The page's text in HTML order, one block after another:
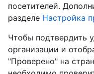
посетителей.
разделе Настройка
Чтобы подтвердить
организации и
"Проверено" на